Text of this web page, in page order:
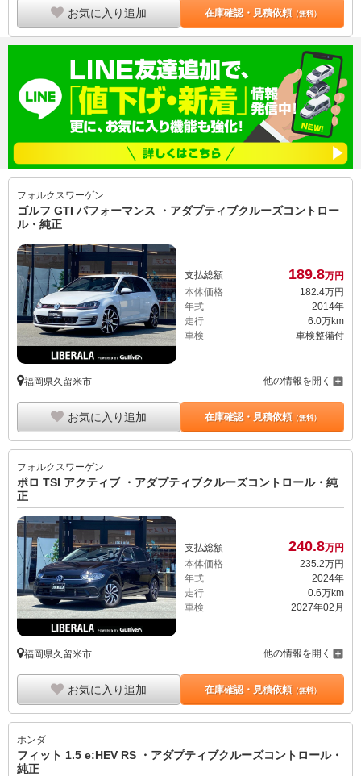
お気に入り追加 在庫確認・見積依頼（無料）
フォルクスワーゲン
ゴルフ GTI パフォーマンス ・アダプティブクルーズコントロー
ル・純正
支払総額 189.8万円
本体価格
182. 4万円
年式
2014年
走行
6.0万km
車検
車検整備付
福岡県久留米市 他の情報を開く
お気に入り追加 在庫確認・見積依頼（無料）
フォルクスワーゲン
ポロ TSI アクティブ ・アダプティブクルーズコントロール・純
正
支払総額 240.8万円
本体価格
235.2万円
年式
2024年
走行
0.6万km
車検
2027年02月
福岡県久留米市 他の情報を開く
お気に入り追加 在庫確認・見積依頼（無料）
ホンダ
フィット 1.5 e:HEV RS ・アダプティブクルーズコントロール・
純正